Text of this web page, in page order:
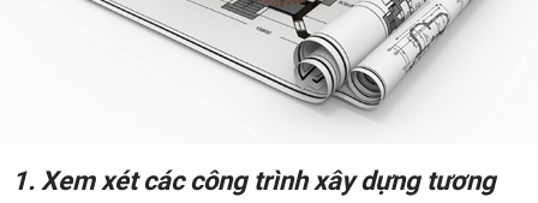
1. Xem xét các công trình xây dựng tương